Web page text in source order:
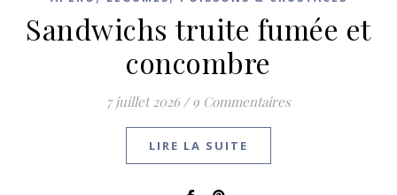
Sandwichs truite fumée et
concombre
7 juillet 2026 / 9 Commentaires
LIRE LA SUITE